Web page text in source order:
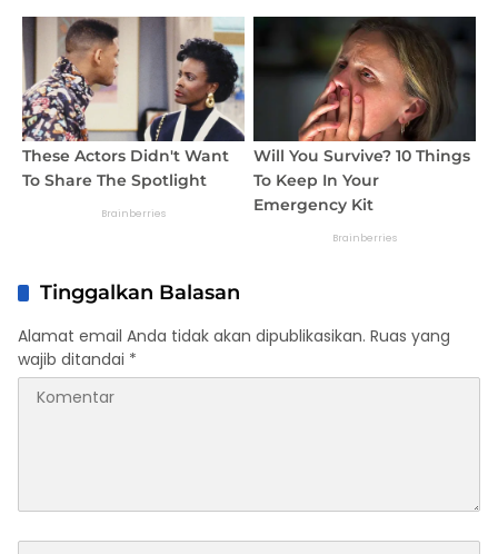
Tinggalkan Balasan
Alamat email Anda tidak akan dipublikasikan. Ruas yang
wajib ditandai *